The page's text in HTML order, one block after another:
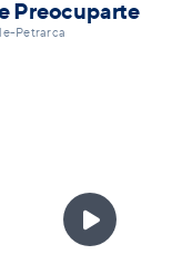
Preocuparte
Petrarca
